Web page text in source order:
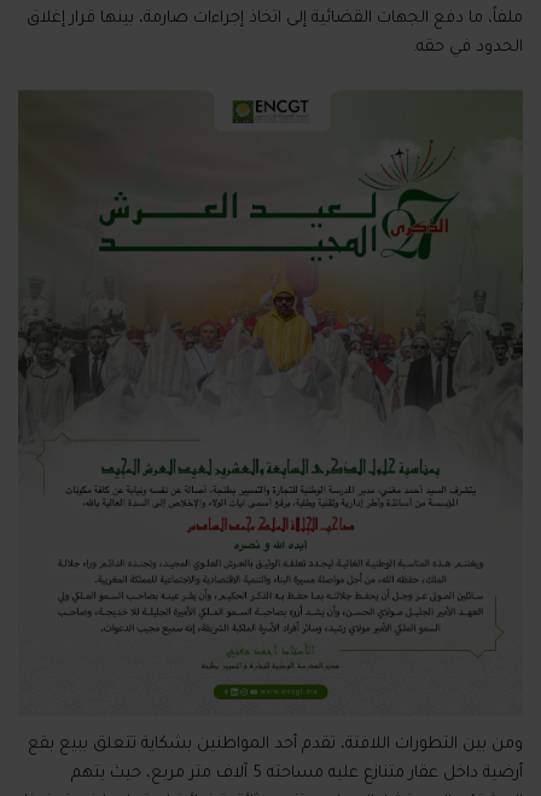
ملفاً، ما دفع الجهات القضائية إلى اتخاذ إجراءات صارمة، بينها قرار إغلاق
الحدود في حقه.
ومن بين التطورات اللافتة، تقدم أحد المواطنين بشكاية تتعلق ببيع بقع
أرضية داخل عقار متنازع عليه مساحته 5 آلاف متر مربع، حيث يتهم